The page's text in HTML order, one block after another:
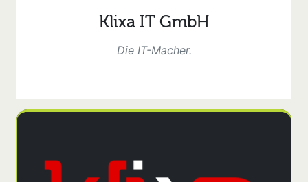
Klixa IT GmbH
Die IT-Macher.